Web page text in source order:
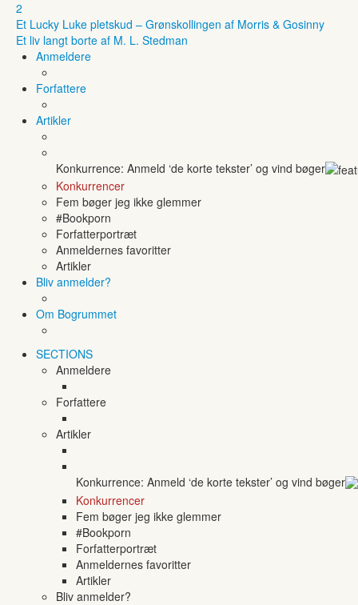
2
Et Lucky Luke pletskud – Grønskollingen af Morris & Gosinny
Et liv langt borte af M. L. Stedman
Anmeldere
Forfattere
Artikler
Konkurrence: Anmeld ‘de korte tekster’ og vind bøger
Konkurrencer
Fem bøger jeg ikke glemmer
#Bookporn
Forfatterportræt
Anmeldernes favoritter
Artikler
Bliv anmelder?
Om Bogrummet
SECTIONS
Anmeldere
Forfattere
Artikler
Konkurrence: Anmeld ‘de korte tekster’ og vind bøger
Konkurrencer
Fem bøger jeg ikke glemmer
#Bookporn
Forfatterportræt
Anmeldernes favoritter
Artikler
Bliv anmelder?